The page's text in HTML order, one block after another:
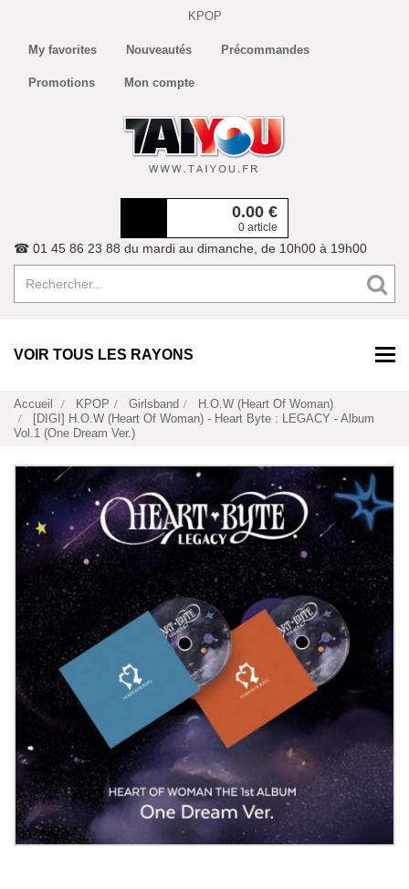
KPOP
My favorites Nouveautés Précommandes
Promotions Mon compte
0.00 €
0 article
☎ 01 45 86 23 88 du mardi au dimanche, de 10h00 à 19h00
VOIR TOUS LES RAYONS
Accueil KPOP Girlsband
H.O.W (Heart Of Woman)
[DIGI] H.O.W (Heart Of Woman) - Heart Byte : LEGACY - Album
Vol.1 (One Dream Ver.)